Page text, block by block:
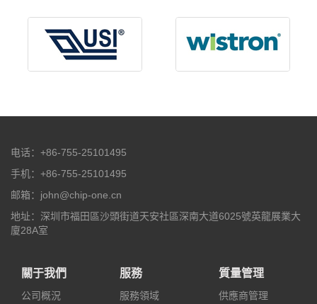
电话：+86-755-25101495
手机：+86-755-25101495
邮箱：john@chip-one.cn
地址：深圳市福田區沙頭街道天安社區深南大道6025號英龍展業大
廈28A室
關于我們
公司概況
服務
服務領域
質量管理
供應商管理